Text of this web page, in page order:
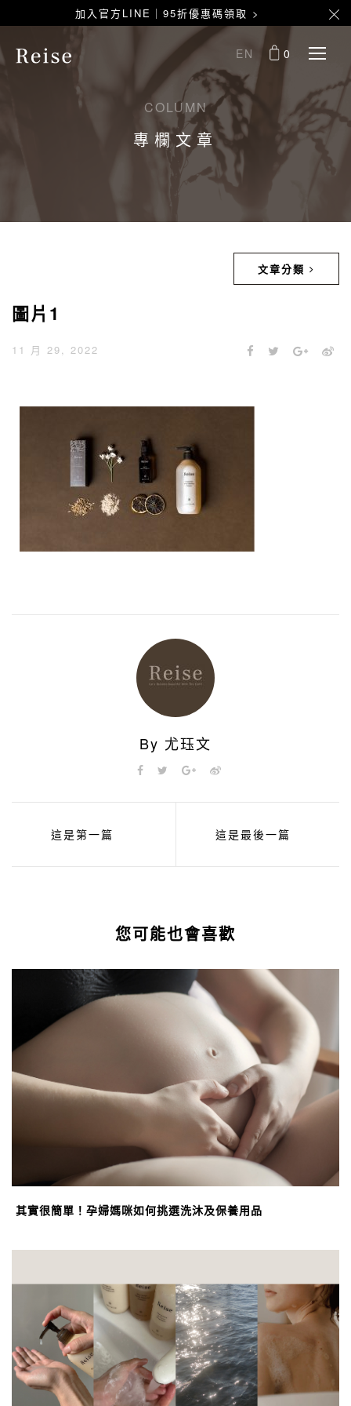
加入官方LINE｜95折優惠碼領取 >
EN 0
COLUMN
專欄文章
文章分類
圖片1
11 月 29, 2022
By 尤珏文
這是第一篇 這是最後一篇
您可能也會喜歡
其實很簡單！孕婦媽咪如何挑選洗沐及保養用品